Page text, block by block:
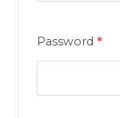
Password *